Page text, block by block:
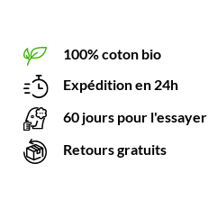
100% coton bio
Expédition en 24h
60 jours pour l'essayer
Retours gratuits